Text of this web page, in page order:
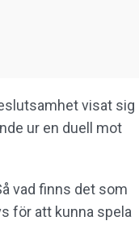
visat sig
ur en duell mot
vad finns det som
för att kunna spela